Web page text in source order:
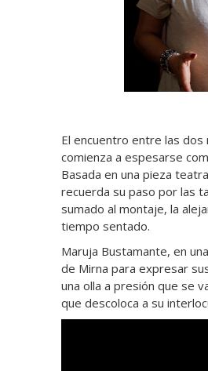
El encuentro entre las
comienza a espesarse
Basada en una pieza
recuerda su paso por las
sumado al montaje, la
tiempo sentado.
Maruja Bustamante, en
de Mirna para expresar
una olla a presión que se
que descoloca a su